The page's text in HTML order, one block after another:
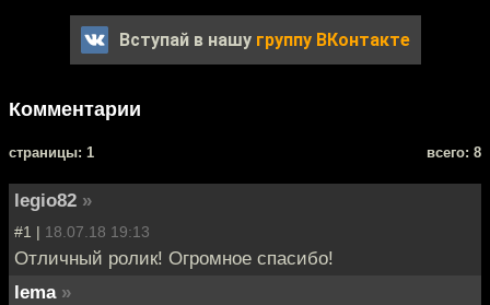
Вступай в нашу группу ВКонтакте
Комментарии
cтраницы: 1 всего: 8
legio82 »
#1 | 18.07.18 19:13
Отличный ролик! Огромное спасибо!
lema »